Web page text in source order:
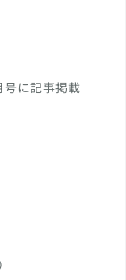
号に記事掲載